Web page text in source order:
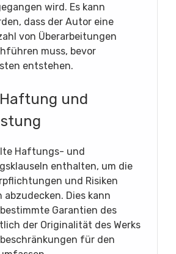
wird. Es kann
dass der Autor eine
von Überarbeitungen
muss, bevor
entstehen.
und
Haftungs- und
enthalten, um die
und Risiken
abzudecken. Dies kann
Garantien des
der Originalität des Werks
für den